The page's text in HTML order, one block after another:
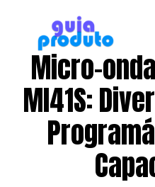
Micro-
MI41S: